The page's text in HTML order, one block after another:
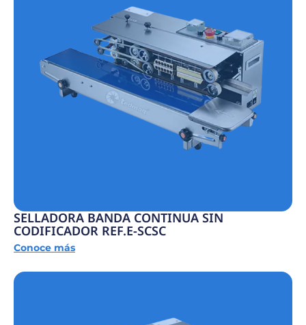
SELLADORA BANDA CONTINUA SIN
CODIFICADOR REF.E-SCSC
Conoce más